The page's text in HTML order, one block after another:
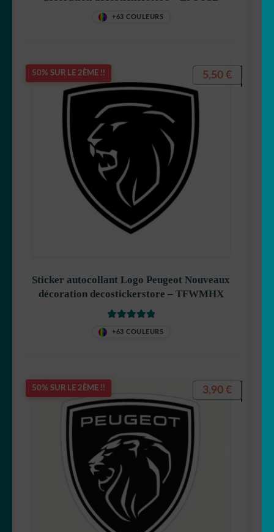
+63 COULEURS
50% SUR LE 2ÈME !!
Sticker autocollant Logo Peugeot Nouveaux
décoration decostickerstore – TFWMHX
+63 COULEURS
5,50 €
50% SUR LE 2ÈME !! 3,90 €